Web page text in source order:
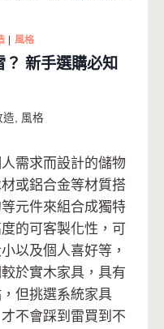
風格
新手選購必知
造 風格
需求而設計的儲物
或鋁合金等材質搭
元件來組合成獨特
的可客製化性，可
以及個人喜好等，
於實木家具，具有
但挑選系統家具
不會踩到雷買到不